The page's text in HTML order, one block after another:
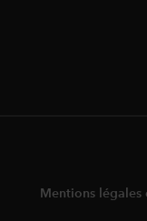
Mentions légales